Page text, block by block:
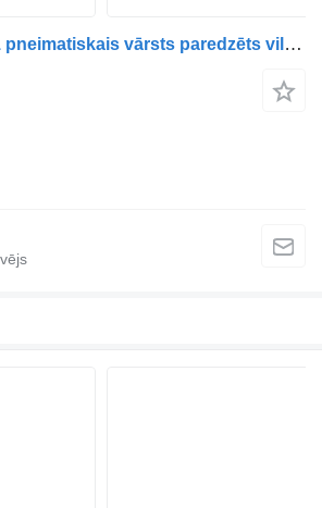
Haldex 612041021 pneimatiskais vārsts paredzēts vilcēja